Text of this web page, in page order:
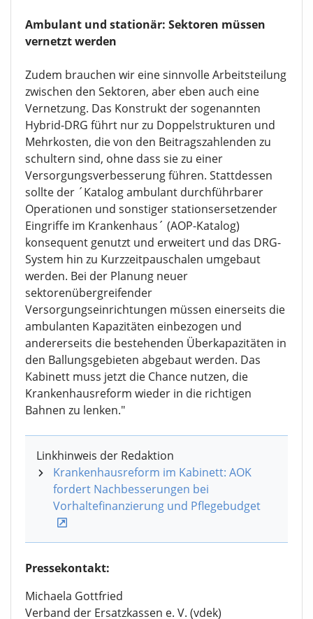
Ambulant und stationär: Sektoren müssen
vernetzt werden
Zudem brauchen wir eine sinnvolle Arbeitsteilung
zwischen den Sektoren, aber eben auch eine
Vernetzung. Das Konstrukt der sogenannten
Hybrid-DRG führt nur zu Doppelstrukturen und
Mehrkosten, die von den Beitragszahlenden zu
schultern sind, ohne dass sie zu einer
Versorgungsverbesserung führen. Stattdessen
sollte der ´Katalog ambulant durchführbarer
Operationen und sonstiger stationsersetzender
Eingriffe im Krankenhaus´ (AOP-Katalog)
konsequent genutzt und erweitert und das DRG-
System hin zu Kurzzeitpauschalen umgebaut
werden. Bei der Planung neuer
sektorenübergreifender
Versorgungseinrichtungen müssen einerseits die
ambulanten Kapazitäten einbezogen und
andererseits die bestehenden Überkapazitäten in
den Ballungsgebieten abgebaut werden. Das
Kabinett muss jetzt die Chance nutzen, die
Krankenhausreform wieder in die richtigen
Bahnen zu lenken."
Linkhinweis der Redaktion
Krankenhausreform im Kabinett: AOK
fordert Nachbesserungen bei
Vorhaltefinanzierung und Pflegebudget
Pressekontakt:
Michaela Gottfried
Verband der Ersatzkassen e. V. (vdek)